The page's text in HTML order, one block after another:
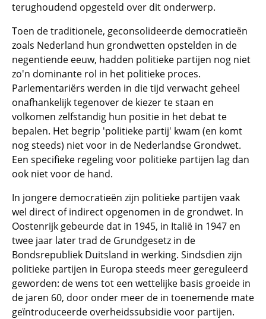
terughoudend opgesteld over dit onderwerp.
Toen de traditionele, geconsolideerde democratieën
zoals Nederland hun grondwetten opstelden in de
negentiende eeuw, hadden politieke partijen nog niet
zo'n dominante rol in het politieke proces.
Parlementariërs werden in die tijd verwacht geheel
onafhankelijk tegenover de kiezer te staan en
volkomen zelfstandig hun positie in het debat te
bepalen. Het begrip 'politieke partij' kwam (en komt
nog steeds) niet voor in de Nederlandse Grondwet.
Een specifieke regeling voor politieke partijen lag dan
ook niet voor de hand.
In jongere democratieën zijn politieke partijen vaak
wel direct of indirect opgenomen in de grondwet. In
Oostenrijk gebeurde dat in 1945, in Italië in 1947 en
twee jaar later trad de Grundgesetz in de
Bondsrepubliek Duitsland in werking. Sindsdien zijn
politieke partijen in Europa steeds meer gereguleerd
geworden: de wens tot een wettelijke basis groeide in
de jaren 60, door onder meer de in toenemende mate
geïntroduceerde overheidssubsidie voor partijen.